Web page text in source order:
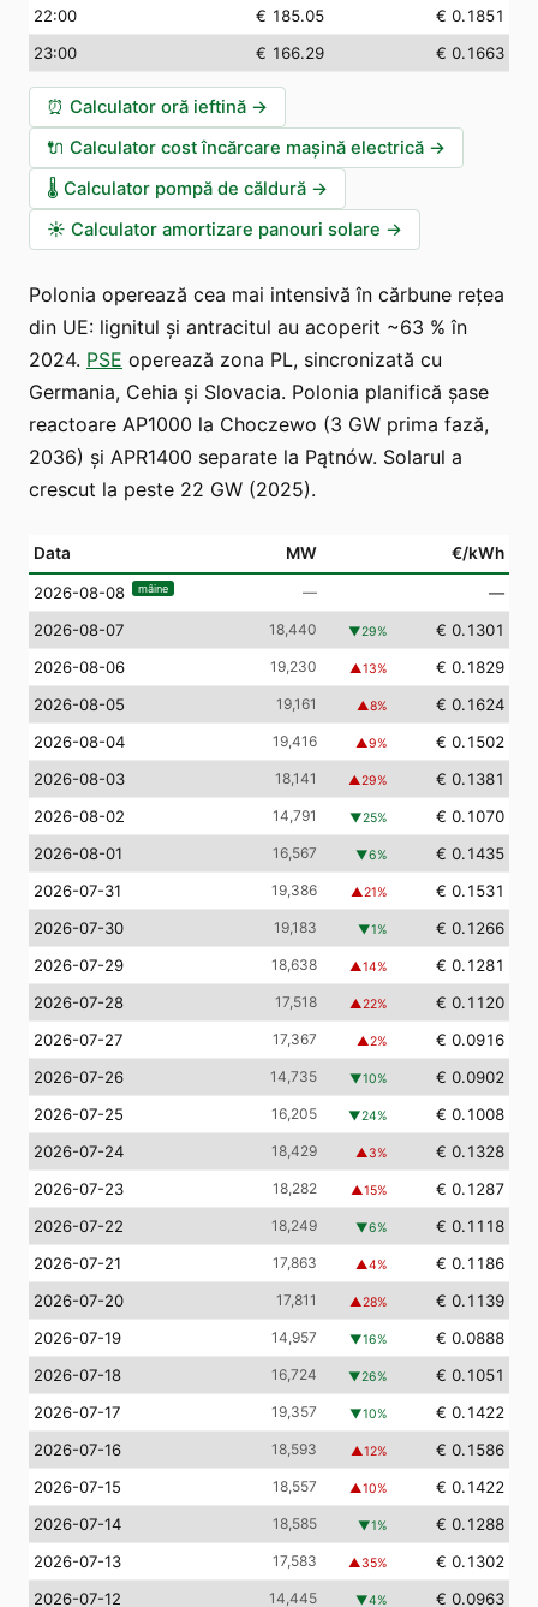
22:00
€ 185.05
€ 0.1851
23:00
€ 166.29 € 0.1663
⏰ Calculator oră ieftină →
🔌 Calculator cost încărcare mașină electrică →
🌡️ Calculator pompă de căldură →
☀️ Calculator amortizare panouri solare →
Polonia operează cea mai intensivă în cărbune rețea
din UE: lignitul și antracitul au acoperit ~63 % în
2024. PSE operează zona PL, sincronizată cu
Germania, Cehia și Slovacia. Polonia planifică șase
reactoare AP1000 la Choczewo (3 GW prima fază,
2036) și APR1400 separate la Pątnów. Solarul a
crescut la peste 22 GW (2025).
Data MW €/kWh
2026-08-08 mâine —
—
2026-08-07
18,440 ▼29%
€ 0.1301
2026-08-06
19,230 ▲13%
€ 0.1829
2026-08-05
19,161 ▲8%
€ 0.1624
2026-08-04
19,416 ▲9%
€ 0.1502
2026-08-03
18,141 ▲29%
€ 0.1381
2026-08-02
14,791 ▼25%
€ 0.1070
2026-08-01
16,567 ▼6%
€ 0.1435
2026-07-31
19,386 ▲21%
€ 0.1531
2026-07-30
19,183 ▼1%
€ 0.1266
2026-07-29
18,638 ▲14%
€ 0.1281
2026-07-28
17,518 ▲22%
€ 0.1120
2026-07-27
17,367 ▲2%
€ 0.0916
2026-07-26
14,735 ▼10%
€ 0.0902
2026-07-25
16,205 ▼24%
€ 0.1008
2026-07-24
18,429 ▲3%
€ 0.1328
2026-07-23
18,282 ▲15%
€ 0.1287
2026-07-22
18,249 ▼6%
€ 0.1118
2026-07-21
17,863 ▲4%
€ 0.1186
2026-07-20
17,811 ▲28%
€ 0.1139
2026-07-19
14,957 ▼16%
€ 0.0888
2026-07-18
16,724 ▼26%
€ 0.1051
2026-07-17
19,357 ▼10%
€ 0.1422
2026-07-16
18,593 ▲12%
€ 0.1586
2026-07-15
18,557 ▲10%
€ 0.1422
2026-07-14
18,585 ▼1%
€ 0.1288
2026-07-13
17,583 ▲35%
€ 0.1302
2026-07-12
14,445 ▼4% € 0.0963